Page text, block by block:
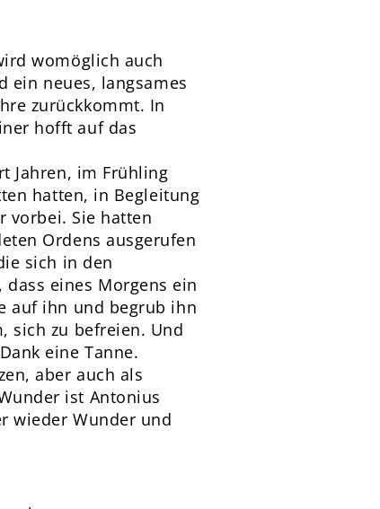
womöglich auch
ein neues, langsames
zurückkommt. In
hofft auf das
Jahren, im Frühling
hatten, in Begleitung
vorbei. Sie hatten
Ordens ausgerufen
sich in den
eines Morgens ein
auf ihn und begrub ihn
sich zu befreien. Und
eine Tanne.
aber auch als
ist Antonius
wieder Wunder und